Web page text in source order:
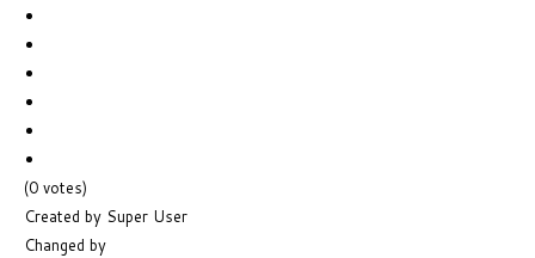
(0 votes)
Created by Super User
Changed by